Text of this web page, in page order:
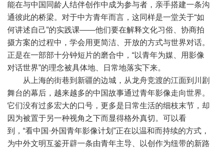
能在与中国同龄人结伴创作中成为参与者，亲手搭建一条沟
通彼此的桥梁。对于中方青年而言，这同样是一堂关于“如
何讲述自己”的实践课——他们要在解释文化习俗、协商拍
摄方案的过程中，学会用更简洁、开放的方式与世界对话。
正是在一部部十分钟短片的磨合中，“以青年为媒、用影像
对话世界”的理念被具体地、日常地落实下来。
从上海的街巷到新疆的边城，从龙舟竞渡的江面到川剧
舞台的幕后，越来越多的中国故事通过青年影像走向世界。
它们没有过多宏大的口号，更多是日常生活的细枝末节，却
因为被置于另一种视角之下而显得格外真切。可以看
到，“看中国·外国青年影像计划”正在以温和而持续的方式，
为中外文明互鉴开辟一条由青年主导、以创作为纽带的新路